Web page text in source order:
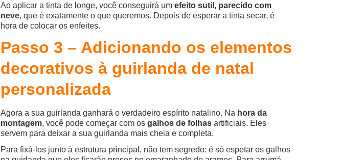
Ao aplicar a tinta de longe, você conseguirá um efeito sutil, parecido com
neve, que é exatamente o que queremos. Depois de esperar a tinta secar, é
hora de colocar os enfeites.
Passo 3 – Adicionando os elementos
decorativos à guirlanda de natal
personalizada
Agora a sua guirlanda ganhará o verdadeiro espírito natalino. Na hora da
montagem, você pode começar com os galhos de folhas artificiais. Eles
servem para deixar a sua guirlanda mais cheia e completa.
Para fixá-los junto à estrutura principal, não tem segredo: é só espetar os galhos